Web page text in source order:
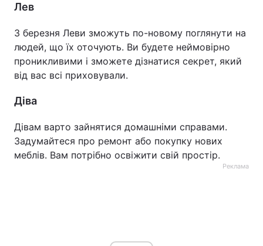
Лев
3 березня Леви зможуть по-новому поглянути на
людей, що їх оточують. Ви будете неймовірно
проникливими і зможете дізнатися секрет, який
від вас всі приховували.
Діва
Дівам варто зайнятися домашніми справами.
Задумайтеся про ремонт або покупку нових
меблів. Вам потрібно освіжити свій простір.
Реклама